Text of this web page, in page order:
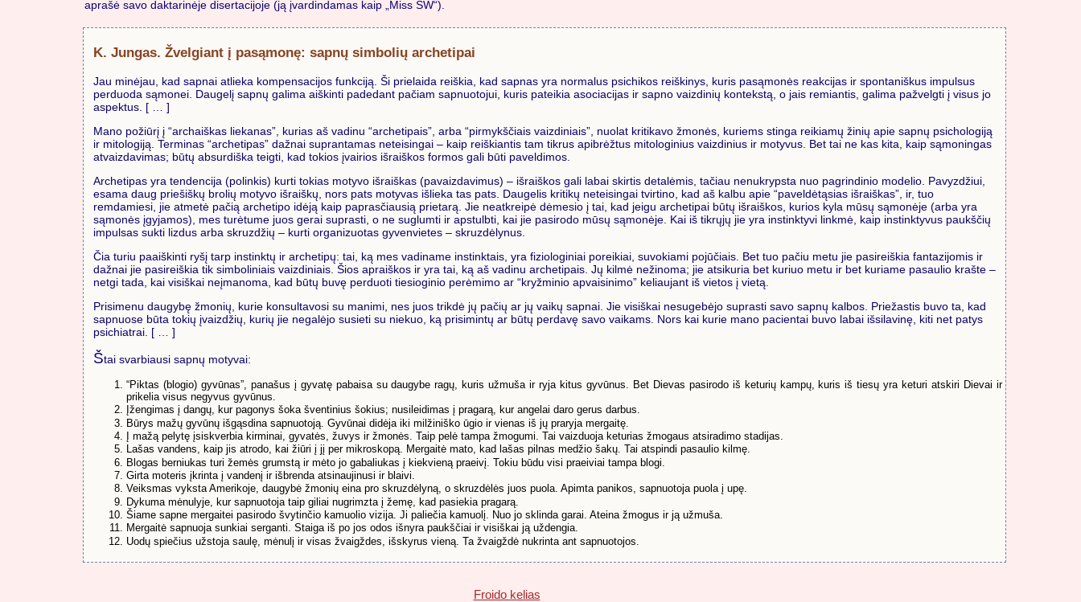
aprašė savo daktarinėje disertacijoje (ją įvardindamas kaip „Miss SW“).
K. Jungas. Žvelgiant į pasąmonę: sapnų simbolių archetipai
Jau minėjau, kad sapnai atlieka kompensacijos funkciją. Ši prielaida reiškia, kad sapnas yra normalus psichikos reiškinys, kuris pasąmonės reakcijas ir spontaniškus impulsus
perduoda sąmonei. Daugelį sapnų galima aiškinti padedant pačiam sapnuotojui, kuris pateikia asociacijas ir sapno vaizdinių kontekstą, o jais remiantis, galima pažvelgti į visus jo
aspektus. [ … ]
Mano požiūrį į “archaiškas liekanas”, kurias aš vadinu “archetipais”, arba “pirmykščiais vaizdiniais”, nuolat kritikavo žmonės, kuriems stinga reikiamų žinių apie sapnų psichologiją
ir mitologiją. Terminas “archetipas” dažnai suprantamas neteisingai – kaip reiškiantis tam tikrus apibrėžtus mitologinius vaizdinius ir motyvus. Bet tai ne kas kita, kaip sąmoningas
atvaizdavimas; būtų absurdiška teigti, kad tokios įvairios išraiškos formos gali būti paveldimos.
Archetipas yra tendencija (polinkis) kurti tokias motyvo išraiškas (pavaizdavimus) – išraiškos gali labai skirtis detalėmis, tačiau nenukrypsta nuo pagrindinio modelio. Pavyzdžiui,
esama daug priešiškų brolių motyvo išraiškų, nors pats motyvas išlieka tas pats. Daugelis kritikų neteisingai tvirtino, kad aš kalbu apie “paveldėtąsias išraiškas”, ir, tuo
remdamiesi, jie atmetė pačią archetipo idėją kaip paprasčiausią prietarą. Jie neatkreipė dėmesio į tai, kad jeigu archetipai būtų išraiškos, kurios kyla mūsų sąmonėje (arba yra
sąmonės įgyjamos), mes turėtume juos gerai suprasti, o ne suglumti ir apstulbti, kai jie pasirodo mūsų sąmonėje. Kai iš tikrųjų jie yra instinktyvi linkmė, kaip instinktyvus paukščių
impulsas sukti lizdus arba skruzdžių – kurti organizuotas gyvenvietes – skruzdėlynus.
Čia turiu paaiškinti ryšį tarp instinktų ir archetipų: tai, ką mes vadiname instinktais, yra fiziologiniai poreikiai, suvokiami pojūčiais. Bet tuo pačiu metu jie pasireiškia fantazijomis ir
dažnai jie pasireiškia tik simboliniais vaizdiniais. Šios apraiškos ir yra tai, ką aš vadinu archetipais. Jų kilmė nežinoma; jie atsikuria bet kuriuo metu ir bet kuriame pasaulio krašte –
netgi tada, kai visiškai neįmanoma, kad būtų buvę perduoti tiesioginio perėmimo ar “kryžminio apvaisinimo” keliaujant iš vietos į vietą.
Prisimenu daugybę žmonių, kurie konsultavosi su manimi, nes juos trikdė jų pačių ar jų vaikų sapnai. Jie visiškai nesugebėjo suprasti savo sapnų kalbos. Priežastis buvo ta, kad
sapnuose būta tokių įvaizdžių, kurių jie negalėjo susieti su niekuo, ką prisimintų ar būtų perdavę savo vaikams. Nors kai kurie mano pacientai buvo labai išsilavinę, kiti net patys
psichiatrai. [ … ]
Štai svarbiausi sapnų motyvai:
“Piktas (blogio) gyvūnas”, panašus į gyvatę pabaisa su daugybe ragų, kuris užmuša ir ryja kitus gyvūnus. Bet Dievas pasirodo iš keturių kampų, kuris iš tiesų yra keturi atskiri Dievai ir
prikelia visus negyvus gyvūnus.
Įžengimas į dangų, kur pagonys šoka šventinius šokius; nusileidimas į pragarą, kur angelai daro gerus darbus.
Būrys mažų gyvūnų išgąsdina sapnuotoją. Gyvūnai didėja iki milžiniško ūgio ir vienas iš jų praryja mergaitę.
Į mažą pelytę įsiskverbia kirminai, gyvatės, žuvys ir žmonės. Taip pelė tampa žmogumi. Tai vaizduoja keturias žmogaus atsiradimo stadijas.
Lašas vandens, kaip jis atrodo, kai žiūri į jį per mikroskopą. Mergaitė mato, kad lašas pilnas medžio šakų. Tai atspindi pasaulio kilmę.
Blogas berniukas turi žemės grumstą ir mėto jo gabaliukas į kiekvieną praeivį. Tokiu būdu visi praeiviai tampa blogi.
Girta moteris įkrinta į vandenį ir išbrenda atsinaujinusi ir blaivi.
Veiksmas vyksta Amerikoje, daugybė žmonių eina pro skruzdėlyną, o skruzdėlės juos puola. Apimta panikos, sapnuotoja puola į upę.
Dykuma mėnulyje, kur sapnuotoja taip giliai nugrimzta į žemę, kad pasiekia pragarą.
Šiame sapne mergaitei pasirodo švytinčio kamuolio vizija. Ji paliečia kamuolį. Nuo jo sklinda garai. Ateina žmogus ir ją užmuša.
Mergaitė sapnuoja sunkiai serganti. Staiga iš po jos odos išnyra paukščiai ir visiškai ją uždengia.
Uodų spiečius užstoja saulę, mėnulį ir visas žvaigždes, išskyrus vieną. Ta žvaigždė nukrinta ant sapnuotojos.
Froido kelias